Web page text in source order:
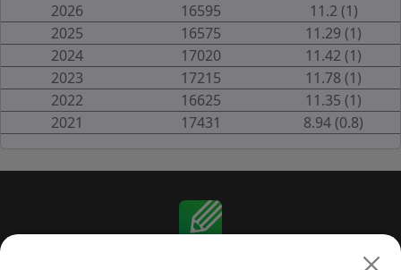
2026
16595
11.2 (1)
2025
16575
11.29 (1)
2024
17020
11.42 (1)
2023
17215
11.78 (1)
2022
16625
11.35 (1)
2021
17431 8.94 (0.8)